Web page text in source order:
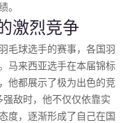
。
激烈竞争
毛球选手的赛事，各国羽
马来西亚选手在本届锦标
他都展示了极为出色的竞
敌时，他不仅仅依靠实
度，逐渐形成了自己在国